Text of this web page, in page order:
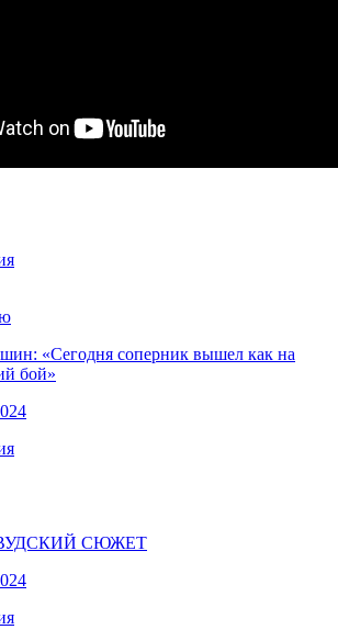
«Сегодня соперник вышел как на
бой»
СЮЖЕТ